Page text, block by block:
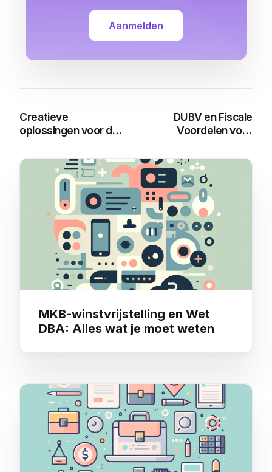
Aanmelden
Creatieve
oplossingen voor de
DUBV en Fiscale
Voordelen voor
You may also like
MKB-winstvrijstelling en Wet
DBA: Alles wat je moet weten